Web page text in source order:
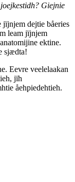
Giejnie
jïjnjem dejtie båeries
leam jïjnjem
ektine.
sjædta!
Eevre veelelaakan
jïh
åehpiedehtieh.